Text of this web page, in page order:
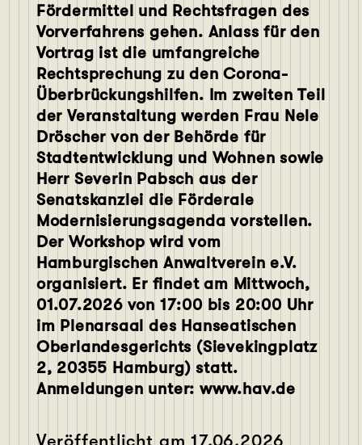
Fördermittel und Rechtsfragen des
Vorverfahrens gehen. Anlass für den
Vortrag ist die umfangreiche
Rechtsprechung zu den Corona-
Überbrückungshilfen. Im zweiten Teil
der Veranstaltung werden Frau Nele
Dröscher von der Behörde für
Stadtentwicklung und Wohnen sowie
Herr Severin Pabsch aus der
Senatskanzlei die Förderale
Modernisierungsagenda vorstellen.
Der Workshop wird vom
Hamburgischen Anwaltverein e.V.
organisiert. Er findet am Mittwoch,
01.07.2026 von 17:00 bis 20:00 Uhr
im Plenarsaal des Hanseatischen
Oberlandesgerichts (Sievekingplatz
2, 20355 Hamburg) statt.
Anmeldungen unter: www.hav.de
Veröffentlicht am 17.06.2026